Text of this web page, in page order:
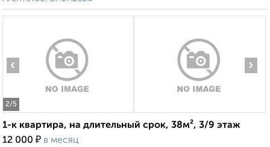
2/5
‹ ›
1-к квартира, на длительный срок, 38м², 3/9 этаж
12 000 ₽ в месяц